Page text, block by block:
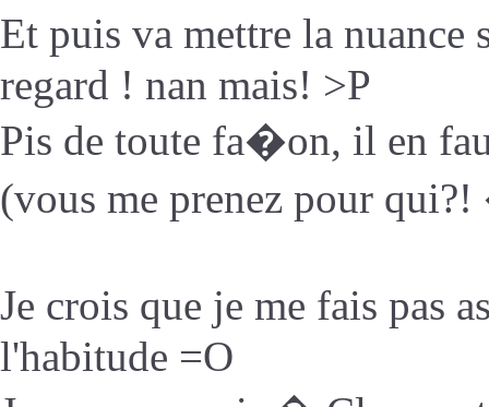
Et puis va mettre la
regard ! nan mais! >P
Pis de toute fa�on, il en
(vous me prenez pour
Je crois que je me fais pas
l'habitude =O